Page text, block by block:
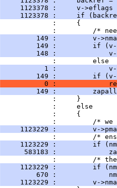
1123378 :     v->eflags
1123378 :     if
:     {
:         /*
149 :         v-
149 :         if
148 :
:         else
1 :
149 :         if
0 :
149 :
:     }
:     else
:     {
:         /*
1123229 :         v-
:         /*
1123229 :         if
583183 :
:         /*
1123229 :         if
670 :
1123229 :         v-